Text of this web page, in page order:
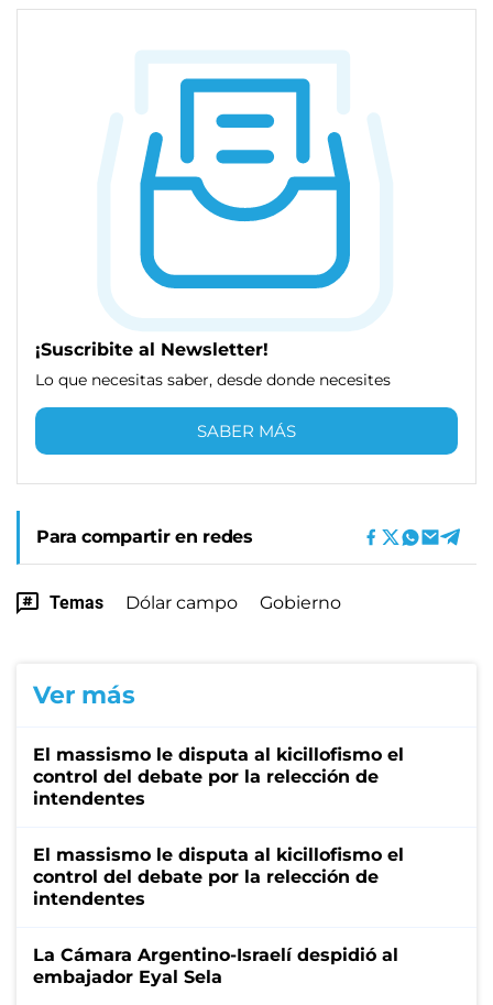
¡Suscribite al Newsletter!
Lo que necesitas saber, desde donde necesites
SABER MÁS
Para compartir en redes
Temas Dólar campo Gobierno
Ver más
El massismo le disputa al kicillofismo el
control del debate por la relección de
intendentes
El massismo le disputa al kicillofismo el
control del debate por la relección de
intendentes
La Cámara Argentino-Israelí despidió al
embajador Eyal Sela